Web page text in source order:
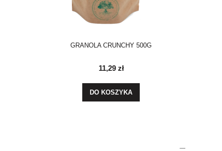
GRANOLA CRUNCHY 500G
11,29 zł
DO KOSZYKA